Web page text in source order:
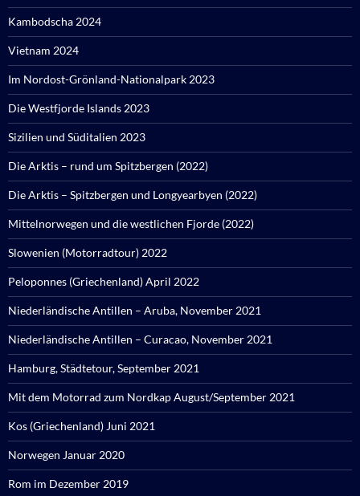
Kambodscha 2024
Vietnam 2024
Im Nordost-Grönland-Nationalpark 2023
Die Westfjorde Islands 2023
Sizilien und Süditalien 2023
Die Arktis – rund um Spitzbergen (2022)
Die Arktis – Spitzbergen und Longyearbyen (2022)
Mittelnorwegen und die westlichen Fjorde (2022)
Slowenien (Motorradtour) 2022
Peloponnes (Griechenland) April 2022
Niederländische Antillen – Aruba, November 2021
Niederländische Antillen – Curacao, November 2021
Hamburg, Städtetour, September 2021
Mit dem Motorrad zum Nordkap August/September 2021
Kos (Griechenland) Juni 2021
Norwegen Januar 2020
Rom im Dezember 2019